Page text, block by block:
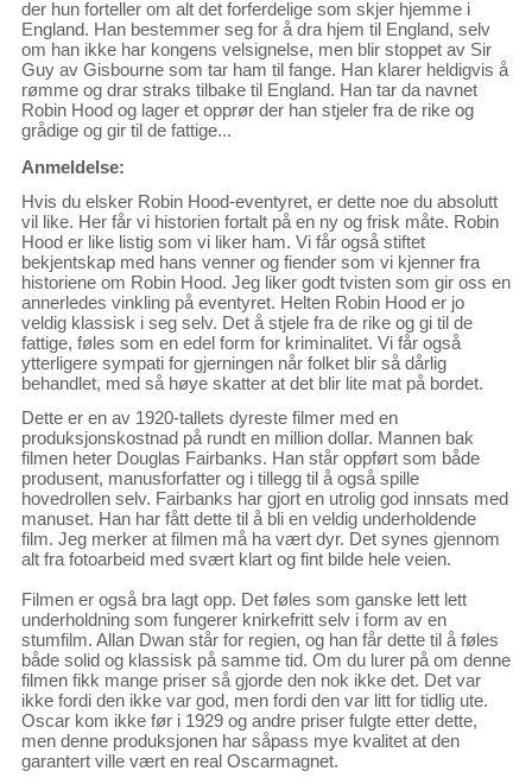
der hun forteller om alt det forferdelige som skjer hjemme i
England. Han bestemmer seg for å dra hjem til England, selv
om han ikke har kongens velsignelse, men blir stoppet av Sir
Guy av Gisbourne som tar ham til fange. Han klarer heldigvis å
rømme og drar straks tilbake til England. Han tar da navnet
Robin Hood og lager et opprør der han stjeler fra de rike og
grådige og gir til de fattige...
Anmeldelse:
Hvis du elsker Robin Hood-eventyret, er dette noe du absolutt
vil like. Her får vi historien fortalt på en ny og frisk måte. Robin
Hood er like listig som vi liker ham. Vi får også stiftet
bekjentskap med hans venner og fiender som vi kjenner fra
historiene om Robin Hood. Jeg liker godt tvisten som gir oss en
annerledes vinkling på eventyret. Helten Robin Hood er jo
veldig klassisk i seg selv. Det å stjele fra de rike og gi til de
fattige, føles som en edel form for kriminalitet. Vi får også
ytterligere sympati for gjerningen når folket blir så dårlig
behandlet, med så høye skatter at det blir lite mat på bordet.
Dette er en av 1920-tallets dyreste filmer med en
produksjonskostnad på rundt en million dollar. Mannen bak
filmen heter Douglas Fairbanks. Han står oppført som både
produsent, manusforfatter og i tillegg til å også spille
hovedrollen selv. Fairbanks har gjort en utrolig god innsats med
manuset. Han har fått dette til å bli en veldig underholdende
film. Jeg merker at filmen må ha vært dyr. Det synes gjennom
alt fra fotoarbeid med svært klart og fint bilde hele veien.
Filmen er også bra lagt opp. Det føles som ganske lett lett
underholdning som fungerer knirkefritt selv i form av en
stumfilm. Allan Dwan står for regien, og han får dette til å føles
både solid og klassisk på samme tid. Om du lurer på om denne
filmen fikk mange priser så gjorde den nok ikke det. Det var
ikke fordi den ikke var god, men fordi den var litt for tidlig ute.
Oscar kom ikke før i 1929 og andre priser fulgte etter dette,
men denne produksjonen har såpass mye kvalitet at den
garantert ville vært en real Oscarmagnet.